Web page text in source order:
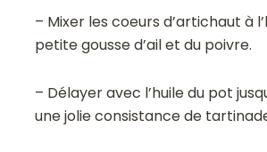
– Mixer les coeurs d’artichaut à
petite gousse d’ail et du poivre.
– Délayer avec l’huile du pot
une jolie consistance de